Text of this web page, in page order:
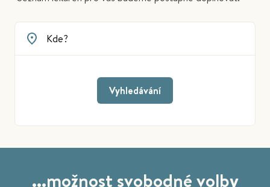
Vyhledávání
...možnost svobodné volby